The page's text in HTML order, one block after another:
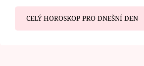
CELÝ HOROSKOP PRO DNEŠNÍ DEN